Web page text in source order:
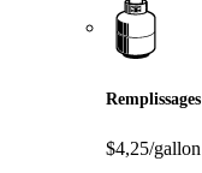
Remplissages
$4,25/gallon